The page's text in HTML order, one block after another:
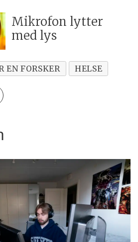
Mikrofon lytter
med lys
EN FORSKER HELSE